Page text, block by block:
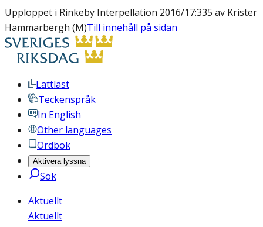
Upploppet i Rinkeby Interpellation 2016/17:335 av Krister
Hammarbergh (M)Till innehåll på sidan
Lättläst
Teckenspråk
In English
Other languages
Ordbok
Aktivera lyssna
Sök
Aktuellt
Aktuellt